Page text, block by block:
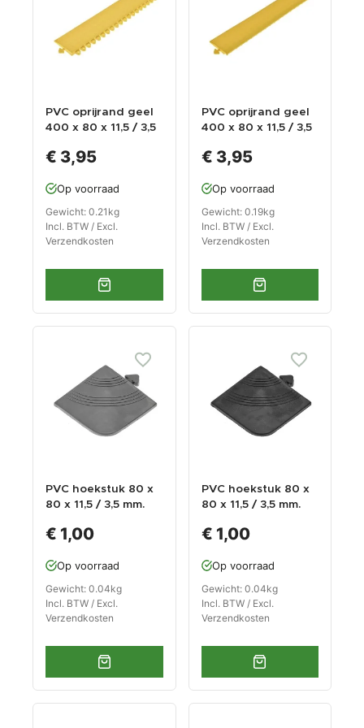
PVC oprijrand geel
400 x 80 x 11,5 / 3,5
1815 typ 1
€ 3,95
Op voorraad
Gewicht: 0.21kg
Incl. BTW / Excl.
Verzendkosten
PVC oprijrand geel
400 x 80 x 11,5 / 3,5
1815 typ 2
€ 3,95
Op voorraad
Gewicht: 0.19kg
Incl. BTW / Excl.
Verzendkosten
PVC hoekstuk 80 x
80 x 11,5 / 3,5 mm.
kleur grijs
€ 1,00
Op voorraad
Gewicht: 0.04kg
Incl. BTW / Excl.
Verzendkosten
PVC hoekstuk 80 x
80 x 11,5 / 3,5 mm.
kleur zwart
€ 1,00
Op voorraad
Gewicht: 0.04kg
Incl. BTW / Excl.
Verzendkosten